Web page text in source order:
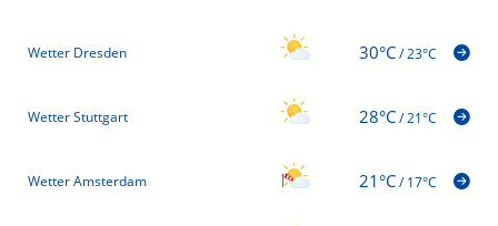
Wetter Dresden 30°C/23°C
Wetter Stuttgart 28°C/21°C
Wetter Amsterdam 21°C/17°C